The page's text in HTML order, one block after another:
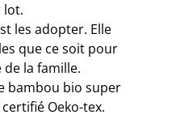
lot.
les adopter. Elle
que ce soit pour
la famille.
bambou bio super
Oeko-tex.